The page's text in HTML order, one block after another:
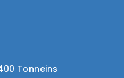
Tonneins